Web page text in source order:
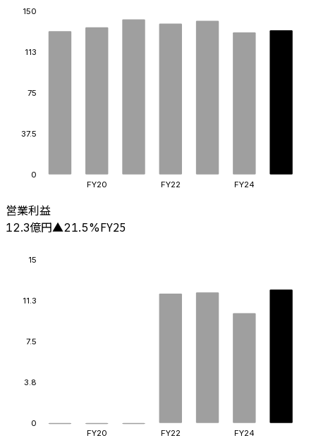
0
37.5
75
113
150
FY20 FY22 FY24
営業利益
12.3億円▲21.5%FY25
0
3.8
7.5
11.3
15
FY20 FY22 FY24